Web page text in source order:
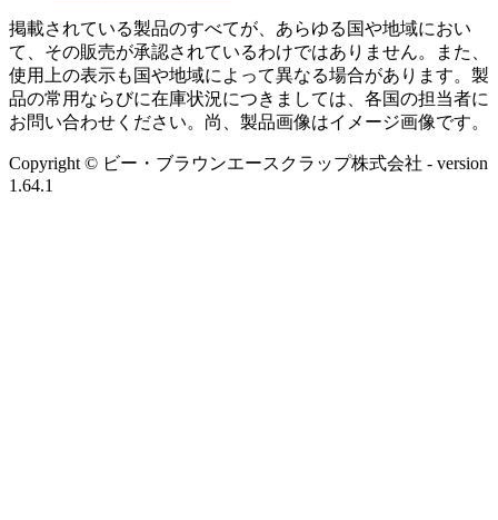
掲載されている製品のすべてが、あらゆる国や地域におい
て、その販売が承認されているわけではありません。また、
使用上の表示も国や地域によって異なる場合があります。製
品の常用ならびに在庫状況につきましては、各国の担当者に
お問い合わせください。尚、製品画像はイメージ画像です。
Copyright © ビー・ブラウンエースクラップ株式会社 - version
1.64.1